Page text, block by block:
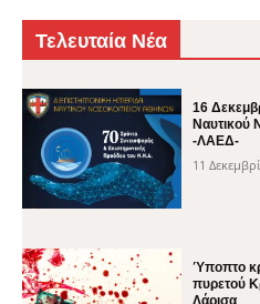
Τελευταία Νέα
16
Ναυτικού
-ΛΑΕΔ-
11
Ύποπτο
πυρετού
Λάρισα